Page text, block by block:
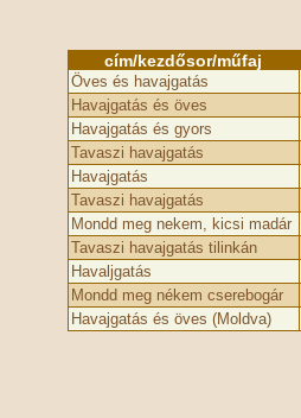
cím/kezdősor/műfaj
Öves és havajgatás
Havajgatás és öves
Havajgatás és gyors
Tavaszi havajgatás
Havajgatás
Tavaszi havajgatás
Mondd meg nekem, kicsi madár
Tavaszi havajgatás tilinkán
Havaljgatás
Mondd meg nékem cserebogár
Havajgatás és öves (Moldva)